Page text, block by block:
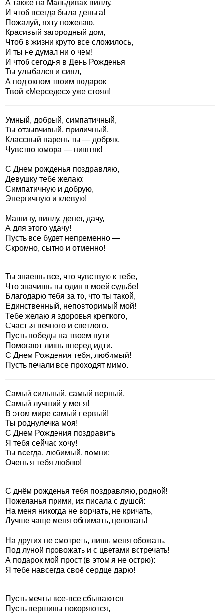
А также на Мальдивах виллу,
И чтоб всегда была деньга!
Пожалуй, яхту пожелаю,
Красивый загородный дом,
Чтоб в жизни круто все сложилось,
И ты не думал ни о чем!
И чтоб сегодня в День Рожденья
Ты улыбался и сиял,
А под окном твоим подарок
Твой «Мерседес» уже стоял!
Умный, добрый, симпатичный,
Ты отзывчивый, приличный,
Классный парень ты — добряк,
Чувство юмора — ништяк!
С Днем рожденья поздравляю,
Девушку тебе желаю:
Симпатичную и добрую,
Энергичную и клевую!
Машину, виллу, денег, дачу,
А для этого удачу!
Пусть все будет непременно —
Скромно, сытно и отменно!
Ты знаешь все, что чувствую к тебе,
Что значишь ты один в моей судьбе!
Благодарю тебя за то, что ты такой,
Единственный, неповторимый мой!
Тебе желаю я здоровья крепкого,
Счастья вечного и светлого.
Пусть победы на твоем пути
Помогают лишь вперед идти.
С Днем Рождения тебя, любимый!
Пусть печали все проходят мимо.
Самый сильный, самый верный,
Самый лучший у меня!
В этом мире самый первый!
Ты роднулечка моя!
С Днем Рождения поздравить
Я тебя сейчас хочу!
Ты всегда, любимый, помни:
Очень я тебя люблю!
С днём рожденья тебя поздравляю, родной!
Пожеланья прими, их писала с душой:
На меня никогда не ворчать, не кричать,
Лучше чаще меня обнимать, целовать!
На других не смотреть, лишь меня обожать,
Под луной провожать и с цветами встречать!
А подарок мой прост (в этом я не острю):
Я тебе навсегда своё сердце дарю!
Пусть мечты все-все сбываются
Пусть вершины покоряются,